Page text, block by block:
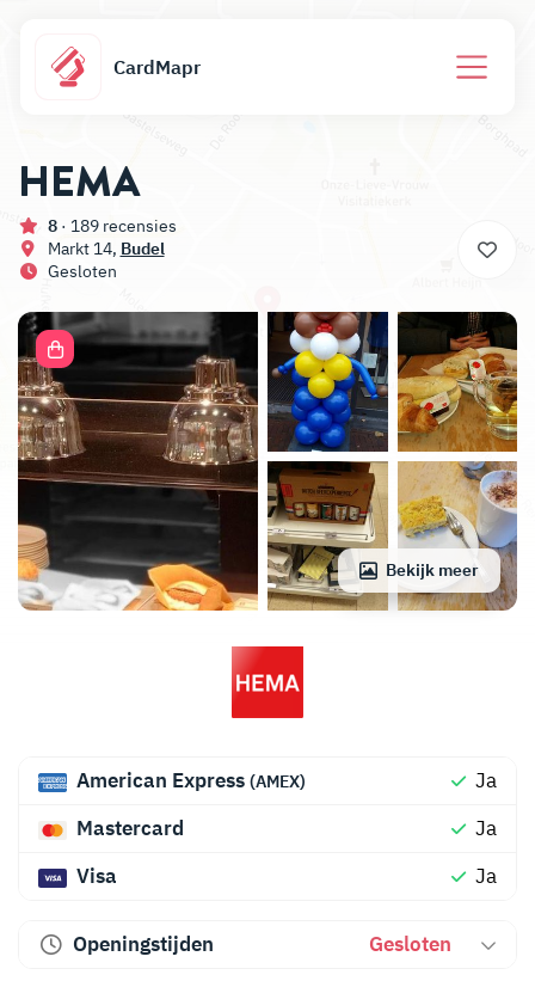
CardMapr
HEMA
8 · 189 recensies
Markt 14, Budel
Gesloten
Bekijk meer
American Express (AMEX)
Ja
Mastercard
Ja
Visa
Ja
Openingstijden Gesloten